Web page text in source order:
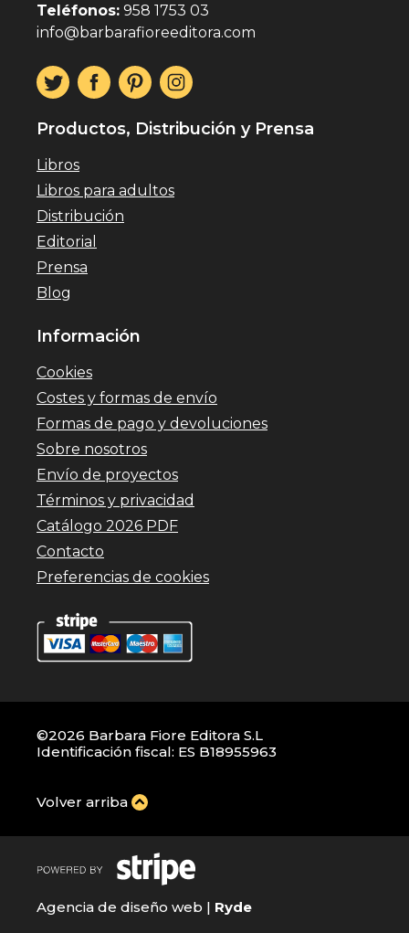
Teléfonos: 958 1753 03
info@barbarafioreeditora.com
Productos, Distribución y Prensa
Libros
Libros para adultos
Distribución
Editorial
Prensa
Blog
Información
Cookies
Costes y formas de envío
Formas de pago y devoluciones
Sobre nosotros
Envío de proyectos
Términos y privacidad
Catálogo 2026 PDF
Contacto
Preferencias de cookies
©2026 Barbara Fiore Editora S.L
Identificación fiscal: ES B18955963
Volver arriba
Agencia de diseño web | Ryde